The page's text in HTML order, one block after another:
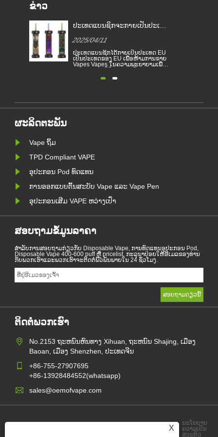
X
ຂ່າວ
ເປັນປະເທດ
ນຫ້າມສູບຢາ
ປັນປະເທດ EU
ອຫ້າມການຂາຍ
ກົດຫມາຍຢາສູບອີເລັກໂທຣນິກໃນ
2025/04/11
ຢາສູບອີເລັກໂທຣນິກໄດ້ກາຍເປັນ
ຜະລິດຕະພັນທີ່ໄດ້ຮັບຄວາມນິຍົມເຊິ່ງຊ່ວຍ
ໃຫ້ຜູ້ບໍລິໂພກຫຼຸດຜ່ອນການສູບຢາຫຼືຍອມ
ກົດຫມາຍແລະລະບຽບການຂອງຢາສູບ
ຜະລິດຕະພັນ
Vape ຖິ້ມ
TPD Compliant VAPE
ອຸປະກອນ Pod ທົດແທນ
ການອອກແບບຕົ້ນສະບັບ Vape ແລະ Vape Pen
ອຸປະກອນເສີມ VAPE ຫວ່າງເປົ່າ
ສອບຖາມຂໍ້ມູນລາຄາ
ສໍາ​ລັບ​ການ​ສອບ​ຖາມ​ກ່ຽວ​ກັບ Disposable Vape, ການ​ທົດ​ແທນ​ອຸ​ປະ​ກອນ Pod,
Disposable Vape 400-600 puff ຫຼື pricelist, ກະ​ລຸ​ນາ​ປ່ອຍ​ໃຫ້​ອີ​ເມລ​ຂອງ​ທ່ານ​
ກັບ​ພວກ​ເຮົາ​ແລະ​ພວກ​ເຮົາ​ຈະ​ຕິດ​ຕໍ່​ພົວ​ພັນ​ພາຍ​ໃນ 24 ຊົ່ວ​ໂມງ.
ຕິດຕໍ່ພວກເຮົາ
No.2153 ຖະຫນົນຫົນທາງ Xihuan, ຖະຫນົນ Shajing, ເມືອງ
Baoan, ເມືອງ Shenzhen, ປະເທດຈີນ
+86-755-27907695
+86-13928484552(whatsapp)
sales@oemofvape.com
XML
ນະໂຍບາຍ
ຄວາມເປັນ
ສ່ວນຕົວ